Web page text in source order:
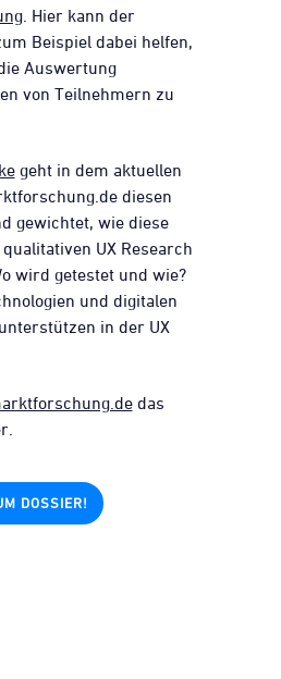
. Hier kann der
Beispiel dabei helfen,
Auswertung
von Teilnehmern zu
geht in dem aktuellen
diesen
gewichtet, wie diese
UX Research
wird getestet und wie?
und digitalen
in der UX
das
DOSSIER!